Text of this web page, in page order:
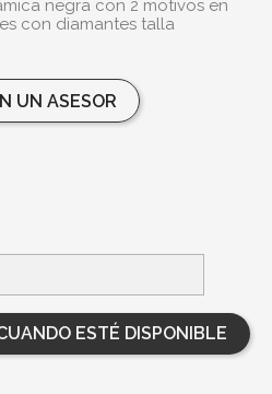
negra con 2 motivos en
con diamantes talla
UN ASESOR
ESTÉ DISPONIBLE